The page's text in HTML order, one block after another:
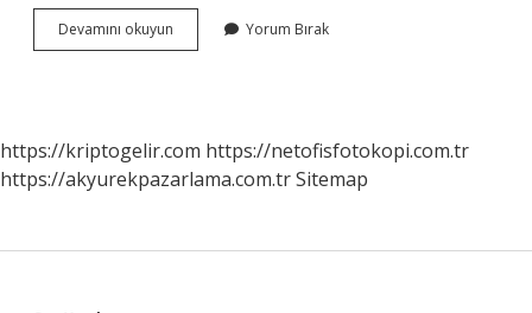
Devamını okuyun
Dr
Yorum Bırak
https://kriptogelir.com https://netofisfotokopi.com.tr
https://akyurekpazarlama.com.trSitemap